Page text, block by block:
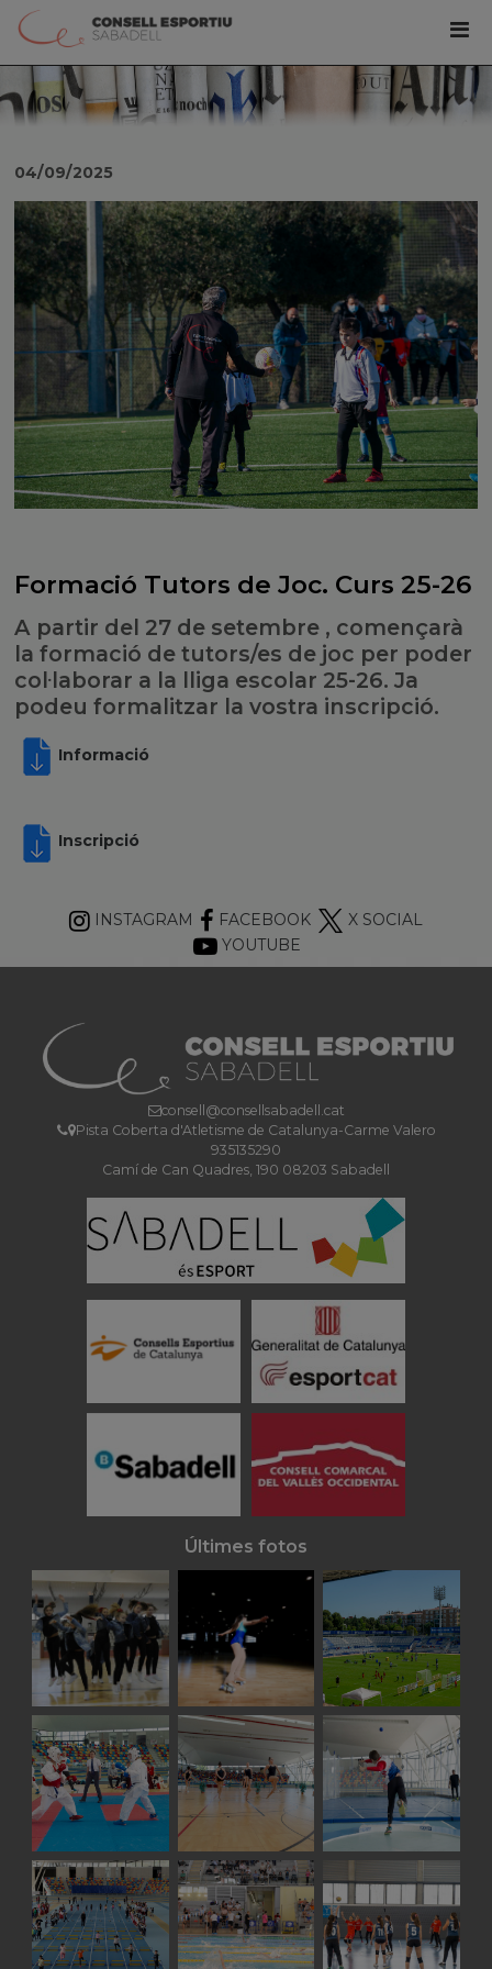
Formació Tutors de Joc. Curs 25-26
A partir del 27 de setembre , començarà
la formació de tutors/es de joc per poder
col·laborar a la lliga escolar 25-26. Ja
podeu formalitzar la vostra inscripció.
04/09/2025
Informació
Inscripció
INSTAGRAM FACEBOOK
X SOCIAL
YOUTUBE
consell@consellsabadell.cat
Pista Coberta d'Atletisme de Catalunya-Carme Valero
935135290
Camí de Can Quadres, 190 08203 Sabadell
Últimes fotos